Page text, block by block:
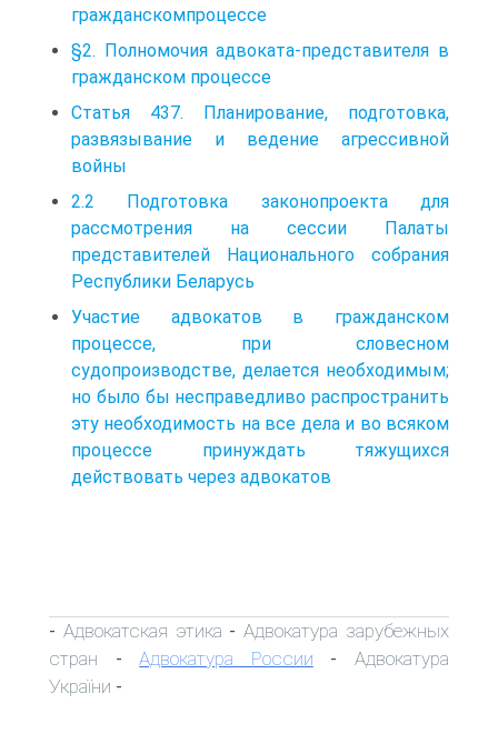
гражданскомпроцессе
§2. Полномочия адвоката-представителя в
гражданском процессе
Статья 437. Планирование, подготовка,
развязывание и ведение агрессивной
войны
2.2 Подготовка законопроекта для
рассмотрения на сессии Палаты
представителей Национального собрания
Республики Беларусь
Участие адвокатов в гражданском
процессе, при словесном
судопроизводстве, делается необходимым;
но было бы несправедливо распространить
эту необходимость на все дела и во всяком
процессе принуждать тяжущихся
действовать через адвокатов
- Адвокатская этика -Адвокатура зарубежных
стран -Адвокатура России -Адвокатура
України -